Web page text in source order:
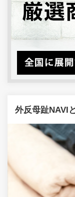
外反母趾NAVI